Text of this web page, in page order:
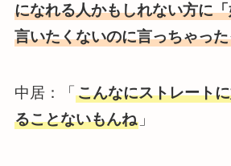
になれる人かもしれない方に
言いたくないのに言っちゃっ
中居：「 こんなにストレート
ることないもんね」